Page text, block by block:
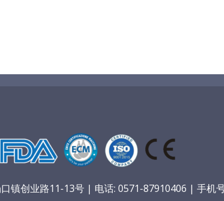
镇创业路11-13号 | 电话: 0571-87910406 | 手机